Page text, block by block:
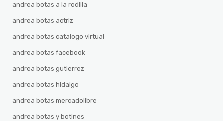
andrea botas a la rodilla
andrea botas actriz
andrea botas catalogo virtual
andrea botas facebook
andrea botas gutierrez
andrea botas hidalgo
andrea botas mercadolibre
andrea botas y botines